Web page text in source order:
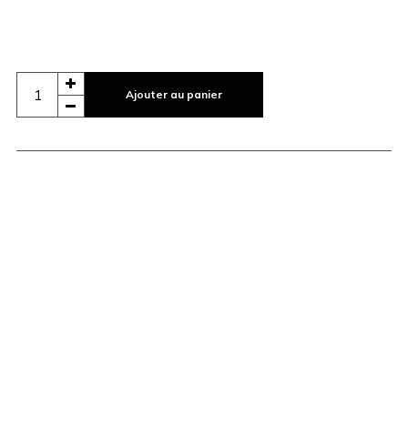
Ajouter au panier